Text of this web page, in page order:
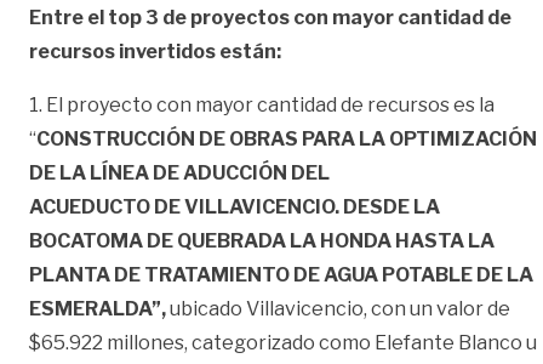
Entre el top 3 de proyectos con mayor cantidad de
recursos invertidos están:
1. El proyecto con mayor cantidad de recursos es la
“CONSTRUCCIÓN DE OBRAS PARA LA OPTIMIZACIÓN
DE LA LÍNEA DE ADUCCIÓN DEL
ACUEDUCTO DE VILLAVICENCIO. DESDE LA
BOCATOMA DE QUEBRADA LA HONDA HASTA LA
PLANTA DE TRATAMIENTO DE AGUA POTABLE DE LA
ESMERALDA”,ubicado Villavicencio, con un valor de
$65.922 millones, categorizado como Elefante Blanco u